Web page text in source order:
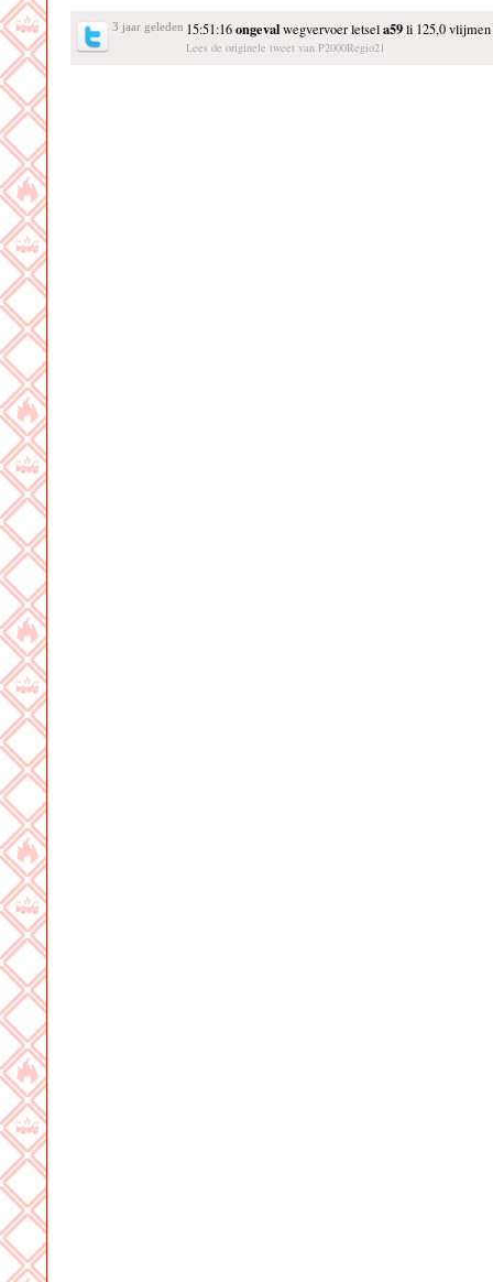
3 jaar geleden 15:51:16ongevalwegvervoer letsela59li 125,0 vlijmen
Lees de originele tweet van P2000Regio21